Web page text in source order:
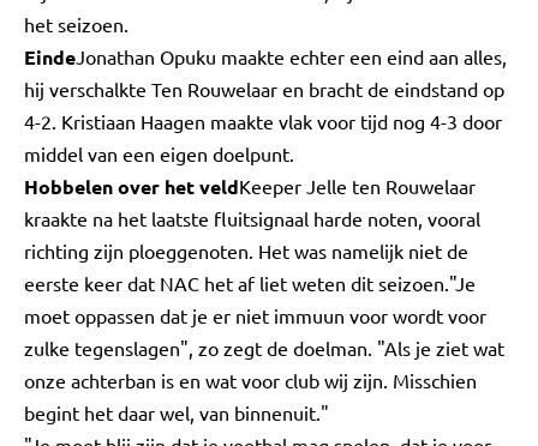
het seizoen.
EindeJonathan Opuku maakte echter een eind aan alles,
hij verschalkte Ten Rouwelaar en bracht de eindstand op
4-2. Kristiaan Haagen maakte vlak voor tijd nog 4-3 door
middel van een eigen doelpunt.
Hobbelen over het veldKeeper Jelle ten Rouwelaar
kraakte na het laatste fluitsignaal harde noten, vooral
richting zijn ploeggenoten. Het was namelijk niet de
eerste keer dat NAC het af liet weten dit seizoen."Je
moet oppassen dat je er niet immuun voor wordt voor
zulke tegenslagen", zo zegt de doelman. "Als je ziet wat
onze achterban is en wat voor club wij zijn. Misschien
begint het daar wel, van binnenuit."